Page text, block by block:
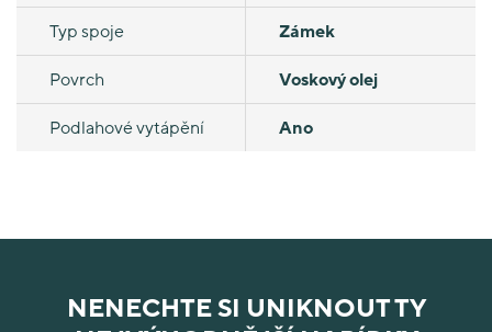
Typ spoje Zámek
Povrch Voskový olej
Podlahové vytápění Ano
NENECHTE SI UNIKNOUT TY